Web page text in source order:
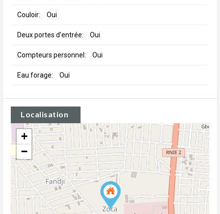
Couloir: Oui
Deux portes d'entrée: Oui
Compteurs personnel: Oui
Eau forage: Oui
Localisation
+
−